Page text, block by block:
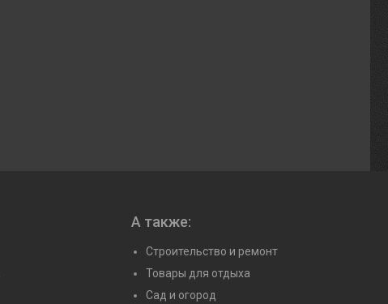
А также:
Строительство и ремонт
Товары для отдыха
Сад и огород